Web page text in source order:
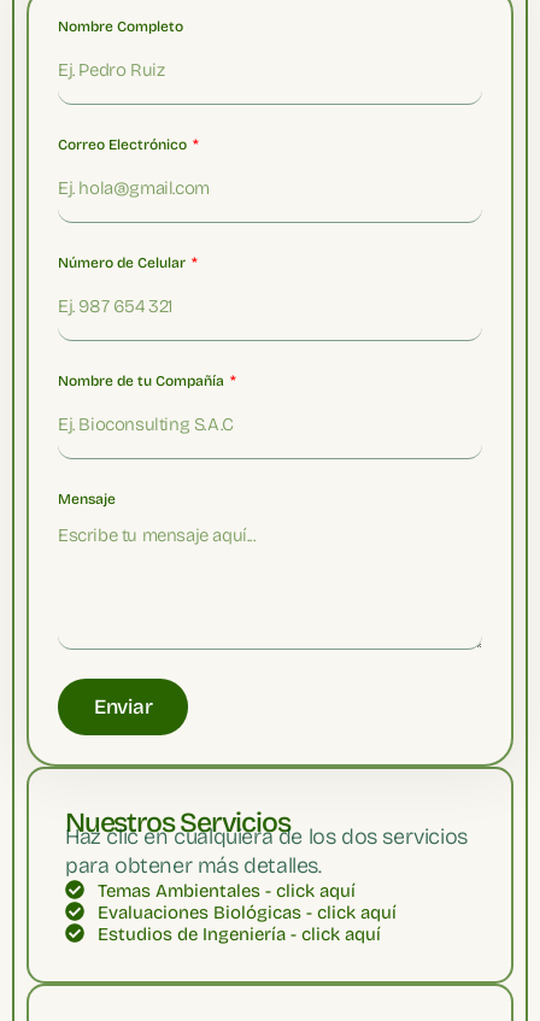
Nombre Completo
Correo Electrónico
Número de Celular
Nombre de tu Compañía
Mensaje
Enviar
Nuestros Servicios
Haz clic en cualquiera de los dos servicios
para obtener más detalles.
Temas Ambientales - click aquí
Evaluaciones Biológicas - click aquí
Estudios de Ingeniería - click aquí